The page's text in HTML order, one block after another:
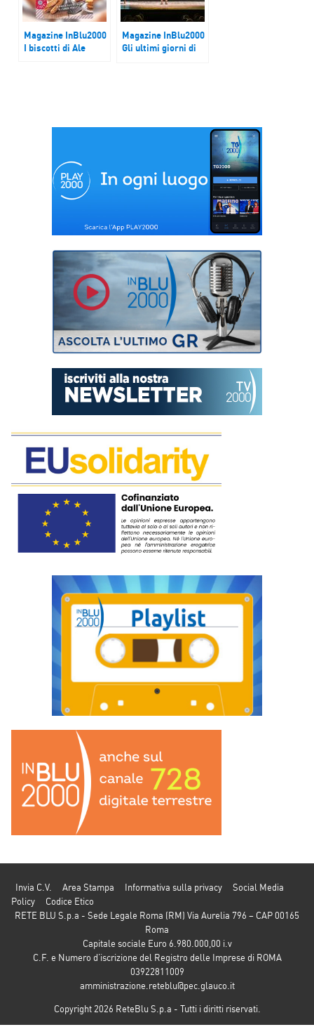
Magazine InBlu2000
I biscotti di Ale
Magazine InBlu2000
Gli ultimi giorni di
Invia C.V. Area Stampa Informativa sulla privacy
Social Media
Policy
Codice Etico
RETE BLU S.p.a - Sede Legale Roma (RM) Via Aurelia 796 – CAP 00165
Roma
Capitale sociale Euro 6.980.000,00 i.v
C.F. e Numero d’iscrizione del Registro delle Imprese di ROMA
03922811009
amministrazione.reteblu@pec.glauco.it
Copyright 2026 ReteBlu S.p.a - Tutti i diritti riservati.